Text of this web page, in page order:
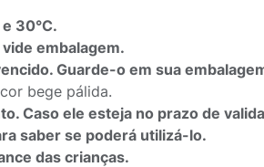
30°C.
embalagem.
Guarde-o em sua
bege pálida.
Caso ele esteja no prazo de
saber se poderá utilizá-lo.
das crianças.